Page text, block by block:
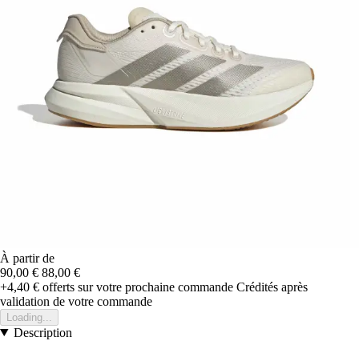
À partir de
90,00 € 88,00 €
+4,40 € offerts sur votre prochaine commande Crédités après
validation de votre commande
Loading...
Description